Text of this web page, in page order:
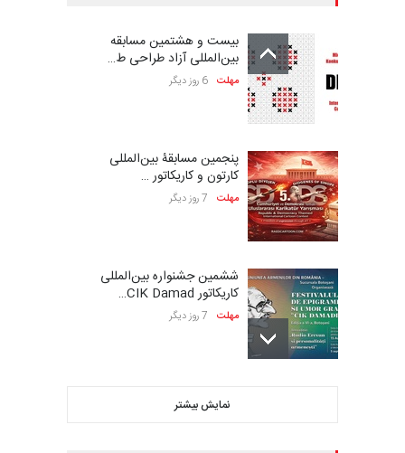
بیست و هشتمین مسابقه
بین‌المللی آزاد طراحی ط…
مهلت 6 روز دیگر
پنجمین مسابقۀ بین‌المللی
کارتون و کاریکاتور …
مهلت 7 روز دیگر
ششمین جشنواره بین‌المللی
کاریکاتور CIK Damad…
مهلت 7 روز دیگر
بیست و هشتمین مسابقه
بین‌المللی کارتون لهستا…
نمایش بیشتر